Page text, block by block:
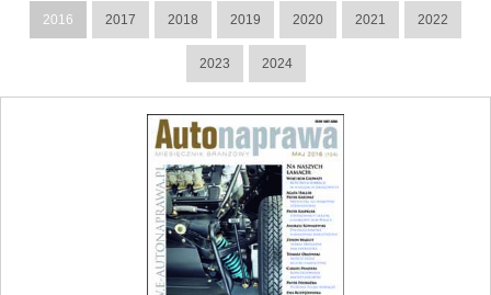
2016 2017 2018 2019 2020 2021 2022
2023 2024